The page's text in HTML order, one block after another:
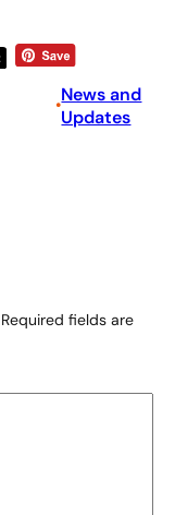
•News and
Updates
Required fields are